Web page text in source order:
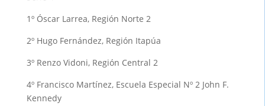
1º Óscar Larrea, Región Norte 2
2º Hugo Fernández, Región Itapúa
3º Renzo Vidoni, Región Central 2
4º Francisco Martínez, Escuela Especial Nº 2 John F.
Kennedy